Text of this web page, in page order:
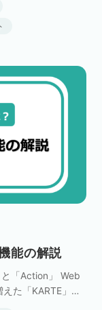
能の解説
「Action」 Web
た「KARTE」。